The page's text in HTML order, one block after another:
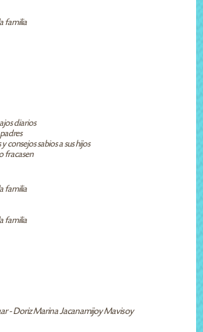
familia
diarios
consejos sabios a sus hijos
fracasen
familia
familia
- Doriz Marina Jacanamijoy Mavisoy